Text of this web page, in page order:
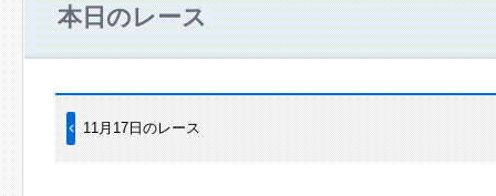
本日のレース
11月17日のレース